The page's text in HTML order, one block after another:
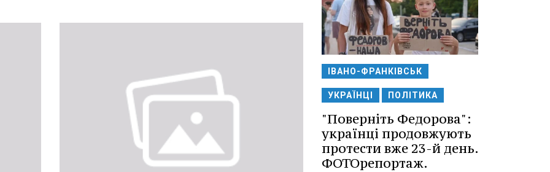
ІВАНО-ФРАНКІВСЬК
УКРАЇНЦІ ПОЛІТИКА
"Поверніть Федорова":
українці продовжують
протести вже 23-й день.
ФОТОрепортаж.